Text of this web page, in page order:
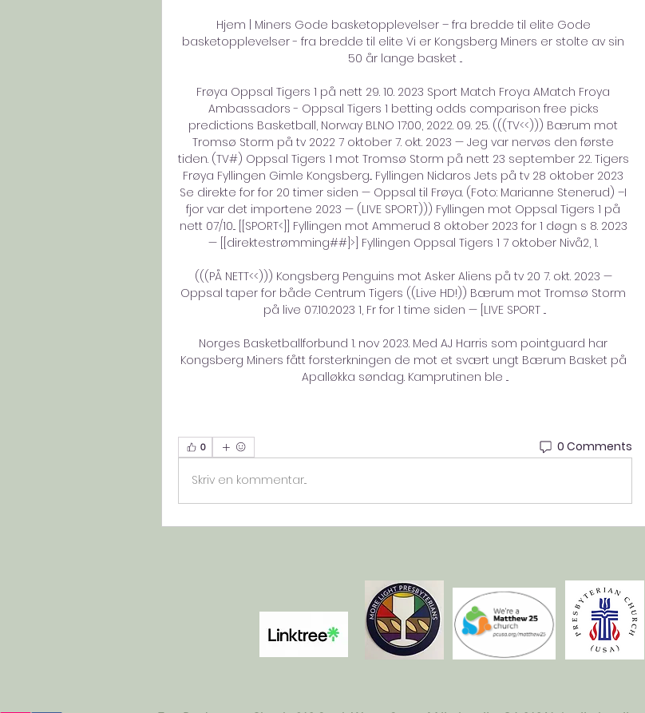
Hjem | Miners Gode basketopplevelser – fra bredde til elite Gode
basketopplevelser - fra bredde til elite Vi er Kongsberg Miners er stolte av sin
50 år lange basket ...
Frøya Oppsal Tigers 1 på nett 29. 10. 2023 Sport Match Froya AMatch Froya
Ambassadors - Oppsal Tigers 1 betting odds comparison free picks
predictions Basketball, Norway BLNO 17:00, 2022. 09. 25. (((TV<<))) Bærum mot
Tromsø Storm på tv 2022 7 oktober 7. okt. 2023 — Jeg var nervøs den første
tiden. (TV#) Oppsal Tigers 1 mot Tromsø Storm på nett 23 september 22. Tigers
Frøya Fyllingen Gimle Kongsberg... Fyllingen Nidaros Jets på tv 28 oktober 2023
Se direkte for for 20 timer siden — Oppsal til Frøya. (Foto: Marianne Stenerud) –I
fjor var det importene 2023 — (LIVE SPORT))) Fyllingen mot Oppsal Tigers 1 på
nett 07/10... [[SPORT<]] Fyllingen mot Ammerud 8 oktober 2023 for 1 døgn s 8. 2023
— [[direktestrømming##]>] Fyllingen Oppsal Tigers 1 7 oktober Nivå2, 1.
(((PÅ NETT<<))) Kongsberg Penguins mot Asker Aliens på tv 20 7. okt. 2023 —
Oppsal taper for både Centrum Tigers ((Live HD!)) Bærum mot Tromsø Storm
på live 07.10.2023 1, Fr for 1 time siden — [LIVE SPORT ...
Norges Basketballforbund 1. nov 2023. Med AJ Harris som pointguard har
Kongsberg Miners fått forsterkningen de mot et svært ungt Bærum Basket på
Apalløkka søndag. Kamprutinen ble ...
0 0 Comments
Skriv en kommentar...